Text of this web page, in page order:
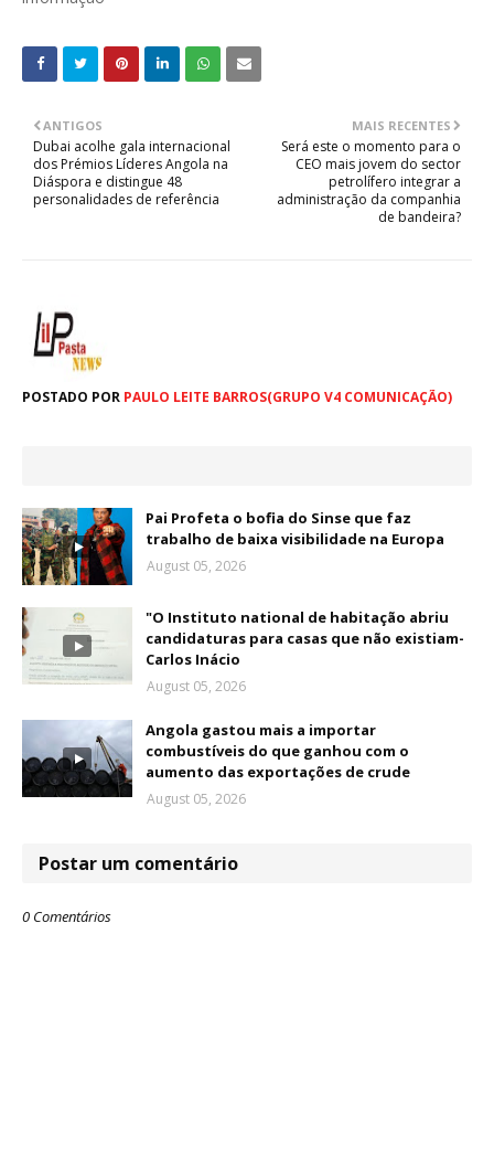
MAIS RECENTES
Será este o momento para o
CEO mais jovem do sector
petrolífero integrar a
administração da companhia
de bandeira?
ANTIGOS
Dubai acolhe gala internacional
dos Prémios Líderes Angola na
Diáspora e distingue 48
personalidades de referência
POSTADO POR PAULO LEITE BARROS(GRUPO V4 COMUNICAÇÃO)
Pai Profeta o bofia do Sinse que faz
trabalho de baixa visibilidade na Europa
August 05, 2026
"O Instituto national de habitação abriu
candidaturas para casas que não existiam-
Carlos Inácio
August 05, 2026
Angola gastou mais a importar
combustíveis do que ganhou com o
aumento das exportações de crude
August 05, 2026
Postar um comentário
0 Comentários